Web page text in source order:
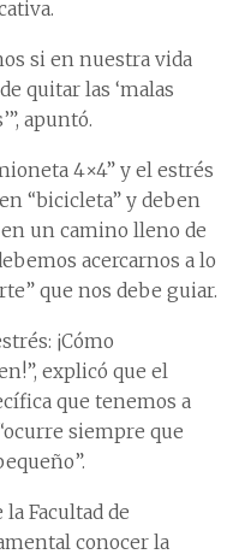
si en nuestra vida
quitar las ‘malas
apuntó.
4×4” y el estrés
“bicicleta” y deben
un camino lleno de
acercarnos a lo
que nos debe guiar.
¡Cómo
explicó que el
que tenemos a
siempre que
Facultad de
conocer la